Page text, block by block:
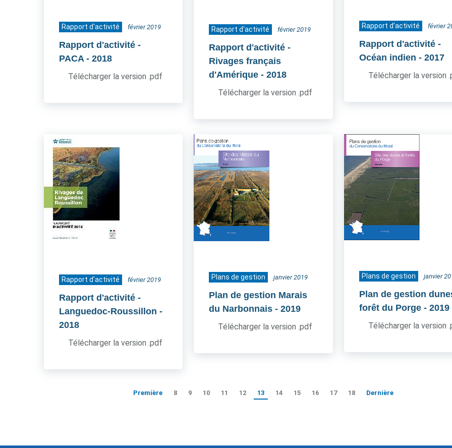
Rapport d'activité février 2019
Rapport d'activité -
PACA - 2018
Télécharger la version .pdf
Rapport d'activité février 2019
Rapport d'activité -
Rivages français
d'Amérique - 2018
Télécharger la version .pdf
Rapport d'activité février
Rapport d'activité -
Océan indien - 2017
Télécharger la version
Rapport d'activité février 2019
Rapport d'activité -
Languedoc-Roussillon -
2018
Télécharger la version .pdf
Plans de gestion janvier 2019
Plan de gestion Marais
du Narbonnais - 2019
Télécharger la version .pdf
Plans de gestion janvier
Plan de gestion
forêt du Porge - 2019
Télécharger la version
Première 8 9 10 11 12 13 14 15 16 17 18 Dernière